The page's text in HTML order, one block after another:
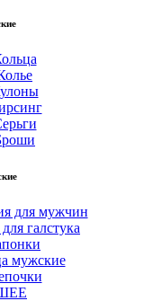
для мужчин
галстука
мужские